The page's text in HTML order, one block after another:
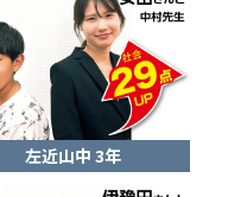
左近山中 3年